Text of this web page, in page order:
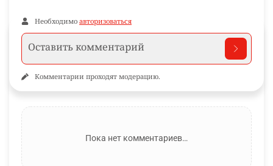
Необходимо авторизоваться
Комментарии проходят модерацию.
Пока нет комментариев…